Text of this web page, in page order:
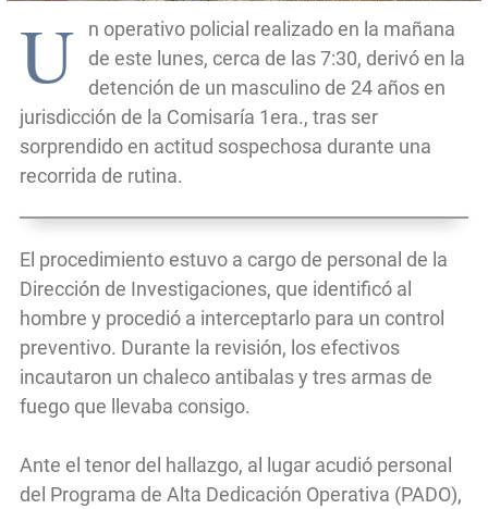
U
n operativo policial realizado en la mañana
de este lunes, cerca de las 7:30, derivó en la
detención de un masculino de 24 años en
jurisdicción de la Comisaría 1era., tras ser
sorprendido en actitud sospechosa durante una
recorrida de rutina.
El procedimiento estuvo a cargo de personal de la
Dirección de Investigaciones, que identificó al
hombre y procedió a interceptarlo para un control
preventivo. Durante la revisión, los efectivos
incautaron un chaleco antibalas y tres armas de
fuego que llevaba consigo.
Ante el tenor del hallazgo, al lugar acudió personal
del Programa de Alta Dedicación Operativa (PADO),